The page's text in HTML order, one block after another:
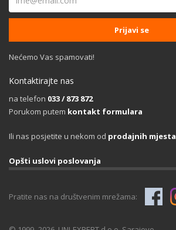
Nećemo Vas spamovati!
Kontaktirajte nas
na telefon 033 / 873 872
Porukom putem kontakt formulara
Ili nas posjetite u nekom od prodajnih mjesta
Opšti uslovi poslovanja
Pratite nas na društvenim mrežama: